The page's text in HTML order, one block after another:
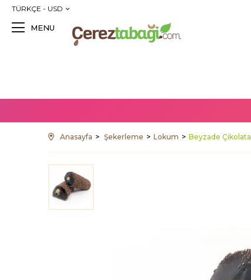
MENU
TÜRKÇE - USD
Anasayfa Şekerleme Lokum Beyzade Çikolata